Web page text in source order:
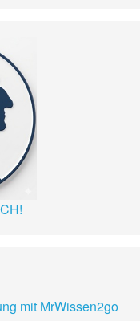
mit MrWissen2go